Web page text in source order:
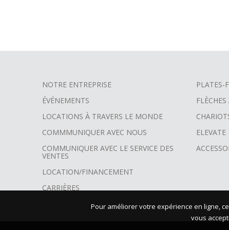
FOOTER
MENU
NOTRE ENTREPRISE
ÉVÉNEMENTS
LOCATIONS À TRAVERS LE MONDE
COMMMUNIQUER AVEC NOUS
COMMUNIQUER AVEC LE SERVICE DES
VENTES
LOCATION/FINANCEMENT
CARRIÈRES
PLATES-
ELEVATE
Pour améliorer votre expérience en ligne,
vous